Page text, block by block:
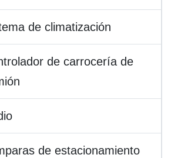
de climatización
de carrocería de
de estacionamiento